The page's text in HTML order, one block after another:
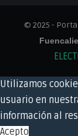
© 2025 -
Utilizamos
usuario en
información al
Acepto